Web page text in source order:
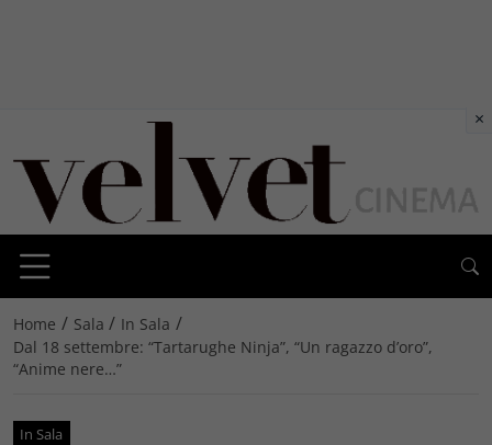
Home / Sala / In Sala /
Dal 18 settembre: “Tartarughe Ninja”, “Un ragazzo d’oro”,
“Anime nere…”
In Sala
×